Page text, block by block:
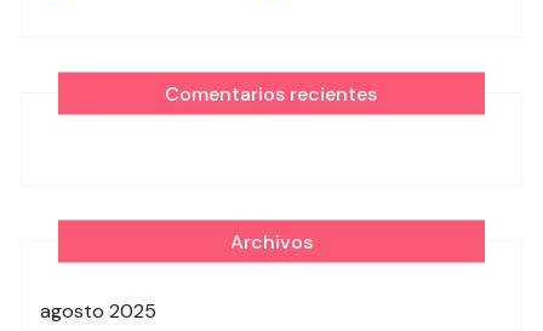
Comentarios recientes
Archivos
agosto 2025